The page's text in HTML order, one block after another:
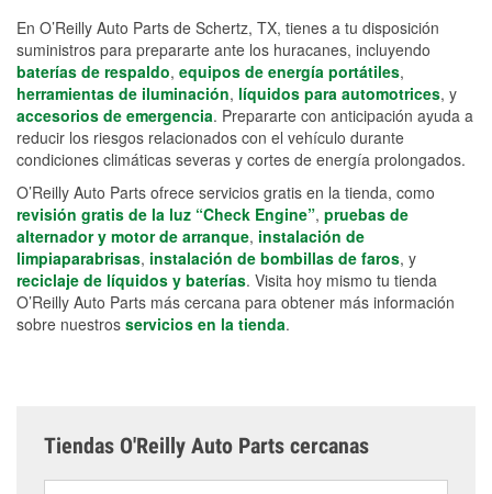
En O’Reilly Auto Parts de Schertz, TX, tienes a tu disposición
suministros para prepararte ante los huracanes, incluyendo
baterías de respaldo, equipos de energía portátiles,
herramientas de iluminación, líquidos para automotrices, y
accesorios de emergencia. Prepararte con anticipación ayuda a
reducir los riesgos relacionados con el vehículo durante
condiciones climáticas severas y cortes de energía prolongados.
O’Reilly Auto Parts ofrece servicios gratis en la tienda, como
revisión gratis de la luz “Check Engine”, pruebas de
alternador y motor de arranque, instalación de
limpiaparabrisas, instalación de bombillas de faros, y
reciclaje de líquidos y baterías. Visita hoy mismo tu tienda
O’Reilly Auto Parts más cercana para obtener más información
sobre nuestros servicios en la tienda.
Tiendas O'Reilly Auto Parts cercanas